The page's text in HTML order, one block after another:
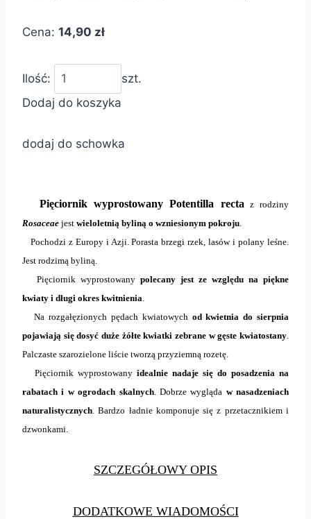
Cena: 14,90 zł
Ilość:
szt.
Dodaj do koszyka
dodaj do schowka
Pięciornik wyprostowany Potentilla recta z rodziny
Rosaceae jest wieloletnią byliną o wzniesionym pokroju
Pochodzi z Europy i Azji. Porasta brzegi rzek, lasów i polany leśne.
Jest rodzimą byliną.
Pięciornik wyprostowany polecany jest ze względu na piękne
kwiaty i długi okres kwitnienia
Na rozgałęzionych pędach kwiatowych od kwietnia do sierpnia
pojawiają się dosyć duże żółte kwiatki zebrane w gęste kwiatostany
Palczaste szarozielone liście tworzą przyziemną rozetę.
Pięciornik wyprostowany idealnie nadaje się do posadzenia na
rabatach i w ogrodach skalnych. Dobrze wygląda w nasadzeniach
naturalistycznych . Bardzo ładnie komponuje się z przetacznikiem i
dzwonkami.
SZCZEGÓŁOWY OPIS
DODATKOWE WIADOMOŚCI